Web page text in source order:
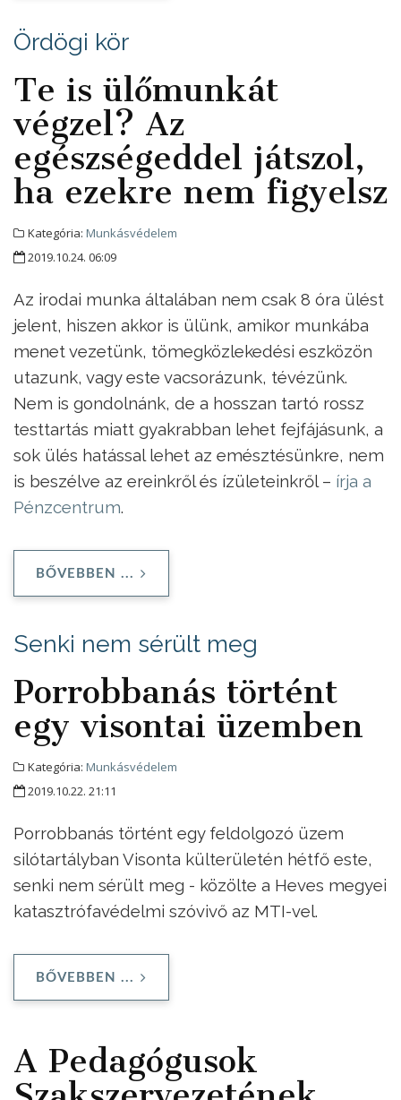
Ördögi kör
Te is ülőmunkát
végzel? Az
egészségeddel játszol,
ha ezekre nem figyelsz
Kategória: Munkásvédelem
2019.10.24. 06:09
Az irodai munka általában nem csak 8 óra ülést
jelent, hiszen akkor is ülünk, amikor munkába
menet vezetünk, tömegközlekedési eszközön
utazunk, vagy este vacsorázunk, tévézünk.
Nem is gondolnánk, de a hosszan tartó rossz
testtartás miatt gyakrabban lehet fejfájásunk, a
sok ülés hatással lehet az emésztésünkre, nem
is beszélve az ereinkről és ízületeinkről – írja a
Pénzcentrum.
BŐVEBBEN ...
Senki nem sérült meg
Porrobbanás történt
egy visontai üzemben
Kategória: Munkásvédelem
2019.10.22. 21:11
Porrobbanás történt egy feldolgozó üzem
silótartályban Visonta külterületén hétfő este,
senki nem sérült meg - közölte a Heves megyei
katasztrófavédelmi szóvivő az MTI-vel.
BŐVEBBEN ...
A Pedagógusok